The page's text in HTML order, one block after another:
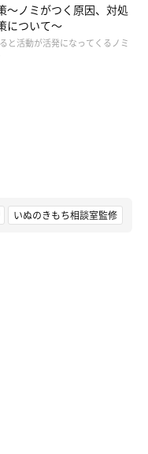
～ノミがつく原因、対処
について～
と活動が活発になってくるノミ
いぬのきもち相談室監修